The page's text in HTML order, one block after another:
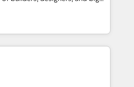
• Top 3 Partner of the
2024, 2025. • Partner of the
Let Cebra’s experts help
and with impact.
design, and
fueled by curiosity—to turn
and challenges into meaningful
technology is more than just
That’s why we lean
shape them into thoughtful